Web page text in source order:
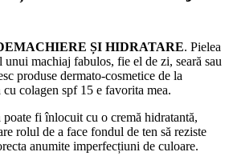
ȘI HIDRATARE. Pielea
unui machiaj fabulos, fie el de zi, seară sau
produse dermato-cosmetice de la
colagen spf 15 e favorita mea.
poate fi înlocuit cu o cremă hidratantă,
rolul de a face fondul de ten să reziste
anumite imperfecțiuni de culoare.